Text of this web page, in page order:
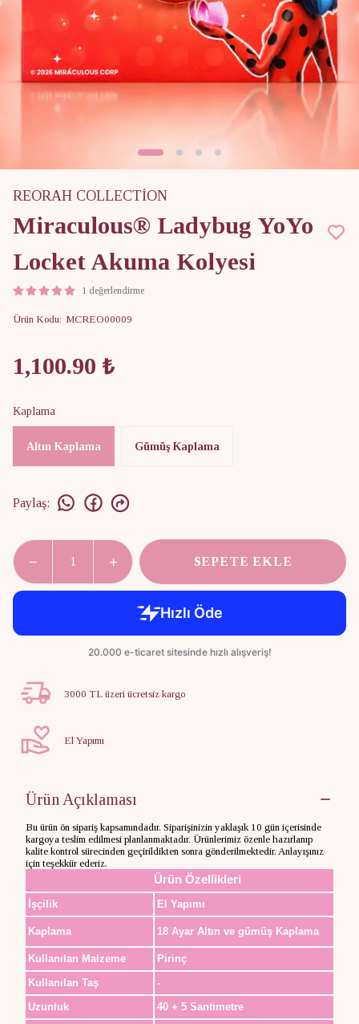
REORAH COLLECTİON
Miraculous® Ladybug YoYo
Locket Akuma Kolyesi
1 değerlendirme
Ürün Kodu: MCREO00009
1,100.90 ₺
Kaplama
Altın Kaplama Gümüş Kaplama
Paylaş:
SEPETE EKLE
3000 TL üzeri ücretsiz kargo
El Yapımı
Ürün Açıklaması
Bu ürün ön sipariş kapsamındadır. Siparişinizin yaklaşık 10 gün içerisinde
kargoya teslim edilmesi planlanmaktadır. Ürünlerimiz özenle hazırlanıp
kalite kontrol sürecinden geçirildikten sonra gönderilmektedir. Anlayışınız
için teşekkür ederiz.
Ürün Özellikleri
İşçilik El Yapımı
Kaplama 18 Ayar Altın ve gümüş Kaplama
Kullanılan Malzeme
Pirinç
Kullanılan Taş
-
Uzunluk
40 + 5 Santimetre